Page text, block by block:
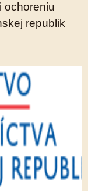
ochoreniu
republik